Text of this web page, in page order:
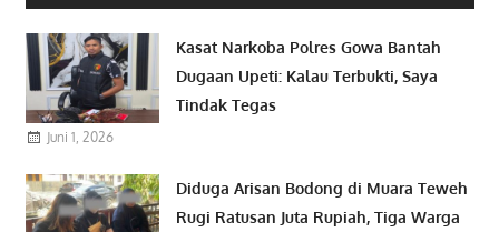
Kasat Narkoba Polres Gowa Bantah
Dugaan Upeti: Kalau Terbukti, Saya
Tindak Tegas
Juni 1, 2026
Diduga Arisan Bodong di Muara Teweh
Rugi Ratusan Juta Rupiah, Tiga Warga